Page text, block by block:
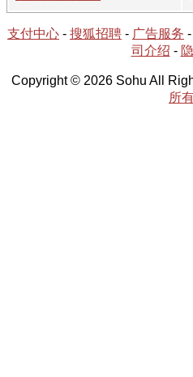
支付中心 - 搜狐招聘 - 广告服务 -
司介绍 -
Copyright © 2026 Sohu All
所